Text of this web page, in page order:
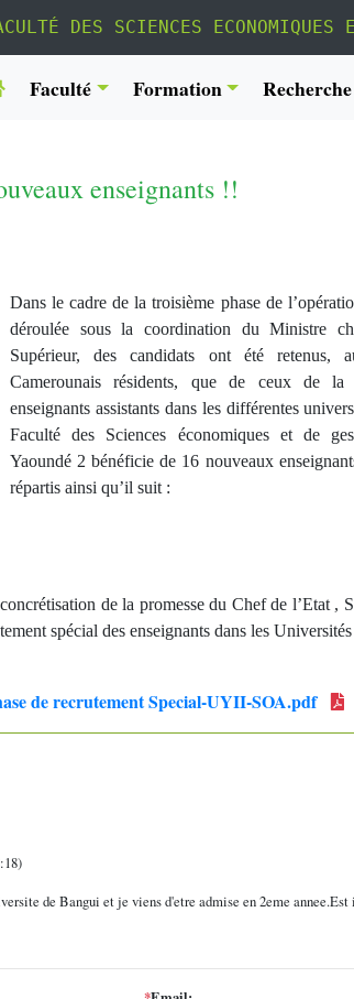
DES SCIENCES ECONOMIQUES
Faculté Formation Recherche
enseignants !!
Dans le cadre de la troisième phase de
déroulée sous la coordination du Ministre
Supérieur, des candidats ont été retenus,
Camerounais résidents, que de ceux de
enseignants assistants dans les différentes
Faculté des Sciences économiques et de
Yaoundé 2 bénéficie de 16 nouveaux
répartis ainsi qu’il suit :
de la promesse du Chef de l’Etat ,
spécial des enseignants dans les Universités
de recrutement Special-UYII-SOA.pdf
de Bangui et je viens d'etre admise en 2eme